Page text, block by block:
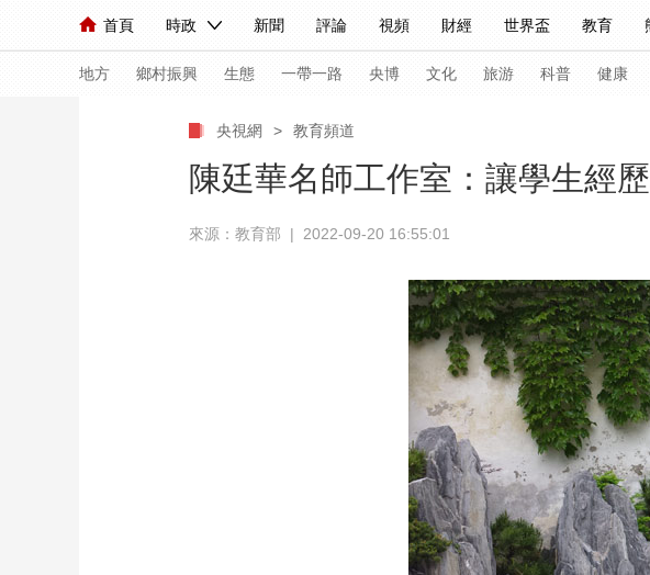
首頁 時政 新聞 評論 視頻 財經 世界盃 教育
人民領袖習近平 聯播+ 中國領導人 央視快評 習式妙語 熱解讀
直播 片庫 欄目大全 節目單 聽音 微視頻 主持人 下載央視影音
海外頻道 iPanda English Монгол
地方 鄉村振興 生態 一帶一路 央博 文化 旅游 科普 健康
天天學習 習式妙語 央視快
直播中國 熊貓頻道 VR/AR
藍海中國 新兵請入列 人生第一次
2026年冬奧會 CBA NBA
生活體育大會 體育江湖 文化體育
一帶一路 央博 非遺
雲頂對話 雲起 超級工廠
央視網 > 教育頻道
陳廷華名師工作室：讓學生經
來源：教育部 | 2022-09-20 16:55:01